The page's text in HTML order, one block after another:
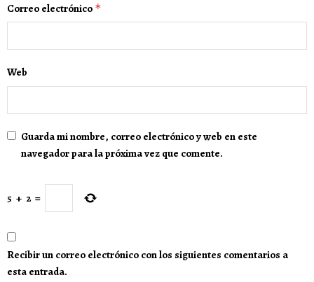
Correo electrónico *
Web
Guarda mi nombre, correo electrónico y web en este
navegador para la próxima vez que comente.
5 + 2 =
Recibir un correo electrónico con los siguientes comentarios a
esta entrada.